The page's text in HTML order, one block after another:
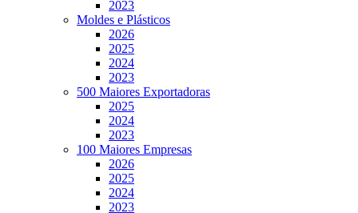
2023
Moldes e Plásticos
2026
2025
2024
2023
500 Maiores Exportadoras
2025
2024
2023
100 Maiores Empresas
2026
2025
2024
2023